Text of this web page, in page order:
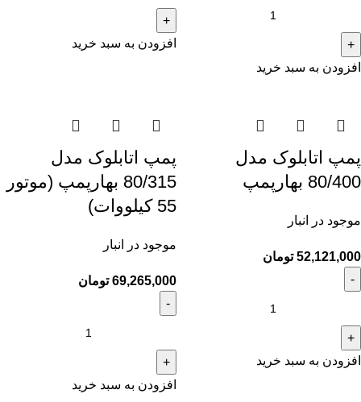
افزودن به سبد خرید
افزودن به سبد خرید
پمپ اتابلوک مدل
80/400 بهارپمپ
موجود در انبار
52,121,000 تومان
افزودن به سبد خرید
پمپ اتابلوک مدل
80/315 بهارپمپ (موتور
55 کیلووات)
موجود در انبار
69,265,000 تومان
افزودن به سبد خرید